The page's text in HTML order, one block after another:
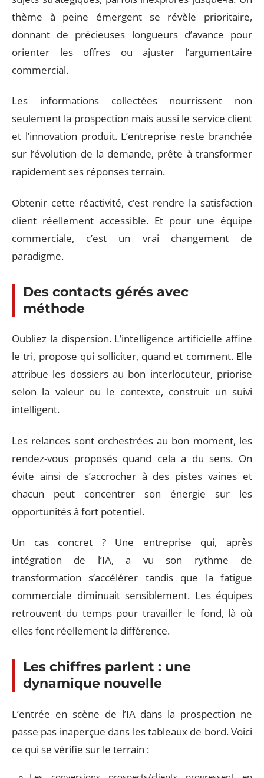
thème à peine émergent se révèle prioritaire,
donnant de précieuses longueurs d’avance pour
orienter les offres ou ajuster l’argumentaire
commercial.
Les informations collectées nourrissent non
seulement la prospection mais aussi le service client
et l’innovation produit. L’entreprise reste branchée
sur l’évolution de la demande, prête à transformer
rapidement ses réponses terrain.
Obtenir cette réactivité, c’est rendre la satisfaction
client réellement accessible. Et pour une équipe
commerciale, c’est un vrai changement de
paradigme.
Des contacts gérés avec
méthode
Oubliez la dispersion. L’intelligence artificielle affine
le tri, propose qui solliciter, quand et comment. Elle
attribue les dossiers au bon interlocuteur, priorise
selon la valeur ou le contexte, construit un suivi
intelligent.
Les relances sont orchestrées au bon moment, les
rendez-vous proposés quand cela a du sens. On
évite ainsi de s’accrocher à des pistes vaines et
chacun peut concentrer son énergie sur les
opportunités à fort potentiel.
Un cas concret ? Une entreprise qui, après
intégration de l’IA, a vu son rythme de
transformation s’accélérer tandis que la fatigue
commerciale diminuait sensiblement. Les équipes
retrouvent du temps pour travailler le fond, là où
elles font réellement la différence.
Les chiffres parlent : une
dynamique nouvelle
L’entrée en scène de l’IA dans la prospection ne
passe pas inaperçue dans les tableaux de bord. Voici
ce qui se vérifie sur le terrain :